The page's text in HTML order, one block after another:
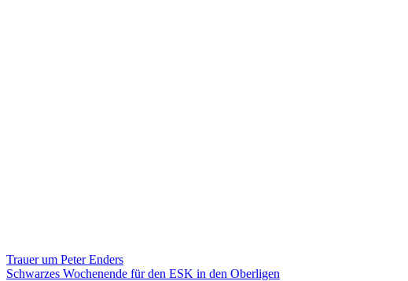
Beitragsnavigation
Trauer um Peter Enders
Schwarzes Wochenende für den ESK in den Oberligen